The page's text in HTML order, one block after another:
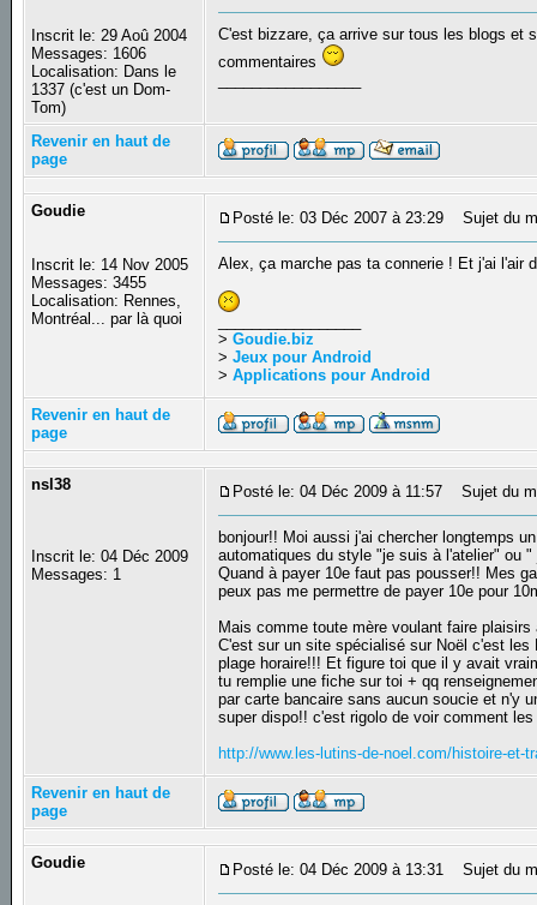
Inscrit le: 29 Aoû 2004
Messages: 1606
Localisation: Dans le
1337 (c'est un Dom-
Tom)
C'est bizzare, ça arrive sur tous les blogs et
commentaires
Revenir en haut de
page
Goudie
Inscrit le: 14 Nov 2005
Messages: 3455
Localisation: Rennes,
Montréal... par là quoi
Posté le: 03 Déc 2007 à 23:29 Sujet du
Alex, ça marche pas ta connerie ! Et j'ai l'air
>Goudie.biz
>Jeux pour Android
>Applications pour Android
Revenir en haut de
page
nsl38
Inscrit le: 04 Déc 2009
Messages: 1
Posté le: 04 Déc 2009 à 11:57 Sujet du
bonjour!! Moi aussi j'ai chercher longtemps
automatiques du style "je suis à l'atelier" ou
Quand à payer 10e faut pas pousser!! Mes
peux pas me permettre de payer 10e pour
Mais comme toute mère voulant faire
C'est sur un site spécialisé sur Noël c'est
plage horaire!!! Et figure toi que il y avait
tu remplie une fiche sur toi + qq
par carte bancaire sans aucun soucie et n'y
super dispo!! c'est rigolo de voir comment
http://www.les-lutins-de-noel.com/histoire-et-
Revenir en haut de
page
Goudie Posté le: 04 Déc 2009 à 13:31 Sujet du